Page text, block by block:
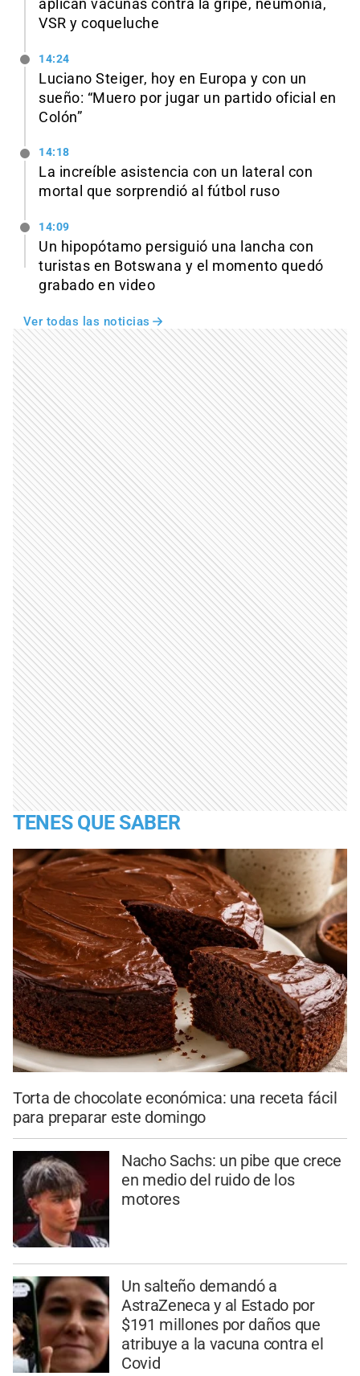
aplican vacunas contra la gripe, neumonía,
VSR y coqueluche
14:24
Luciano Steiger, hoy en Europa y con un
sueño: “Muero por jugar un partido oficial en
Colón”
14:18
La increíble asistencia con un lateral con
mortal que sorprendió al fútbol ruso
14:09
Un hipopótamo persiguió una lancha con
turistas en Botswana y el momento quedó
grabado en video
Ver todas las noticias
TENES QUE SABER
Torta de chocolate económica: una receta fácil
para preparar este domingo
Nacho Sachs: un pibe que crece
en medio del ruido de los
motores
Un salteño demandó a
AstraZeneca y al Estado por
$191 millones por daños que
atribuye a la vacuna contra el
Covid